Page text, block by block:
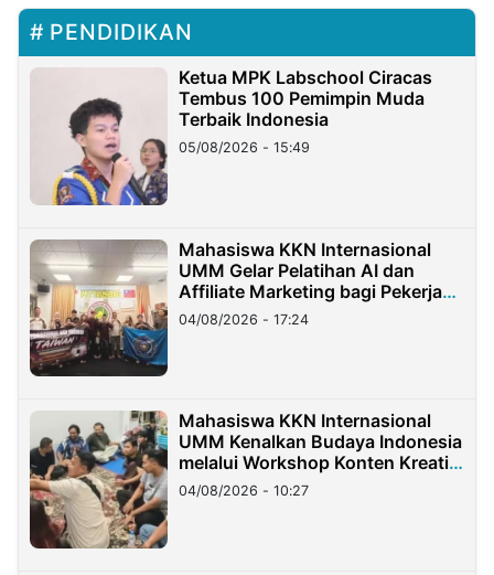
PENDIDIKAN
Ketua MPK Labschool Ciracas
Tembus 100 Pemimpin Muda
Terbaik Indonesia
05/08/2026 - 15:49
Mahasiswa KKN Internasional
UMM Gelar Pelatihan AI dan
Affiliate Marketing bagi Pekerja
Migran Indonesia di Taiwan
04/08/2026 - 17:24
Mahasiswa KKN Internasional
UMM Kenalkan Budaya Indonesia
melalui Workshop Konten Kreatif
di Taiwan
04/08/2026 - 10:27